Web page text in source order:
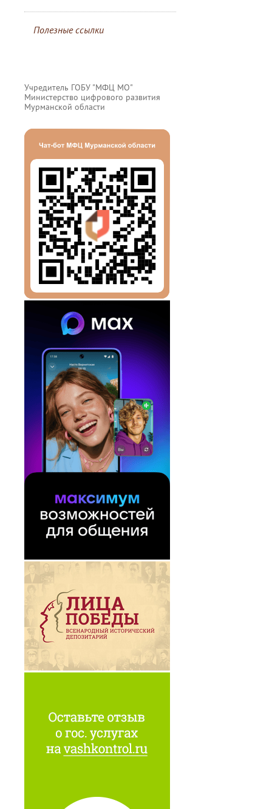
Полезные ссылки
Учредитель ГОБУ "МФЦ МО"
Министерство цифрового развития
Мурманской области